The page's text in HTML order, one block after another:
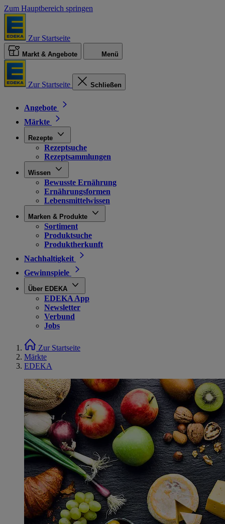
Zum Hauptbereich springen
Zur Startseite
Markt & Angebote Menü
Zur Startseite Schließen
Angebote
Märkte
Rezepte
Rezeptsuche
Rezeptsammlungen
Wissen
Bewusste Ernährung
Ernährungsformen
Lebensmittelwissen
Marken & Produkte
Sortiment
Produktsuche
Produktherkunft
Nachhaltigkeit
Gewinnspiele
Über EDEKA
EDEKA App
Newsletter
Verbund
Jobs
Zur Startseite
Märkte
EDEKA